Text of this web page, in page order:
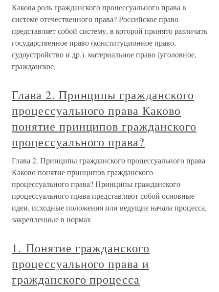
Какова роль гражданского процессуального права в
системе отечественного права? Российское право
представляет собой систему, в которой принято различать
государственное право (конституционное право,
судоустройство и др.), материальное право (уголовное,
гражданское,
Глава 2. Принципы гражданского
процессуального права Каково
понятие принципов гражданского
процессуального права?
Глава 2. Принципы гражданского процессуального права
Каково понятие принципов гражданского
процессуального права? Принципы гражданского
процессуального права представляют собой основные
идеи, исходные положения или ведущие начала процесса,
закрепленные в нормах
1. Понятие гражданского
процессуального права и
гражданского процесса